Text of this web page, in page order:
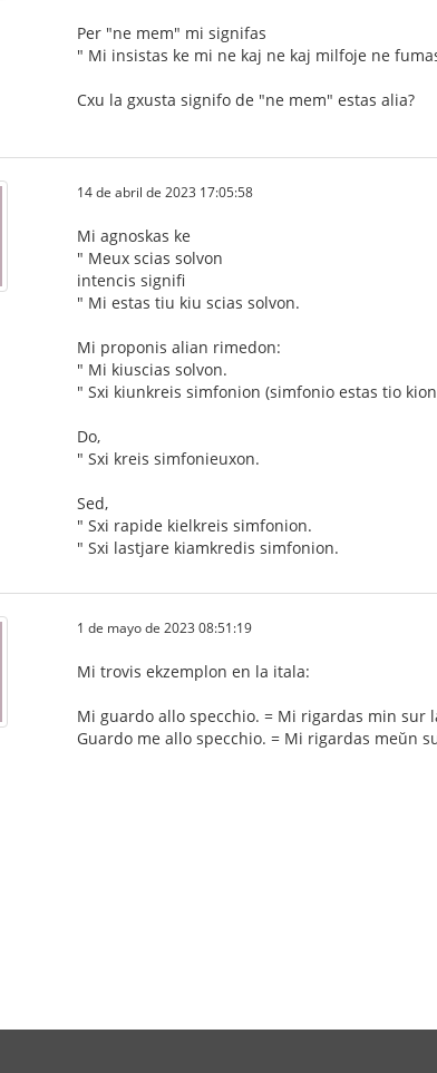
Per "ne mem" mi signifas
" Mi insistas ke mi ne kaj ne kaj milfoje ne
Cxu la gxusta signifo de "ne mem" estas alia?
14 de abril de 2023 17:05:58
Mi agnoskas ke
" Meux scias solvon
intencis signifi
" Mi estas tiu kiu scias solvon.
Mi proponis alian rimedon:
" Mi kiuscias solvon.
" Sxi kiunkreis simfonion (simfonio estas tio
Do,
" Sxi kreis simfonieuxon.
Sed,
" Sxi rapide kielkreis simfonion.
" Sxi lastjare kiamkredis simfonion.
1 de mayo de 2023 08:51:19
Mi trovis ekzemplon en la itala:
Mi guardo allo specchio. = Mi rigardas min sur
Guardo me allo specchio. = Mi rigardas meŭn